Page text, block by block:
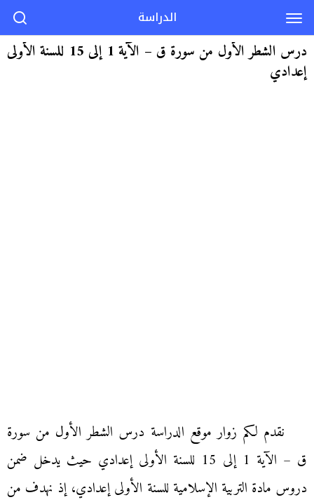
درس الشطر الأول من سورة ق – الآية 1 إلى 15 للسنة الأولى
إعدادي
نقدم لكم زوار موقع الدراسة درس الشطر الأول من سورة
ق – الآية 1 إلى 15 للسنة الأولى إعدادي حيث يدخل ضمن
دروس مادة التربية الإسلامية للسنة الأولى إعدادي، إذ نهدف من
الدراسة